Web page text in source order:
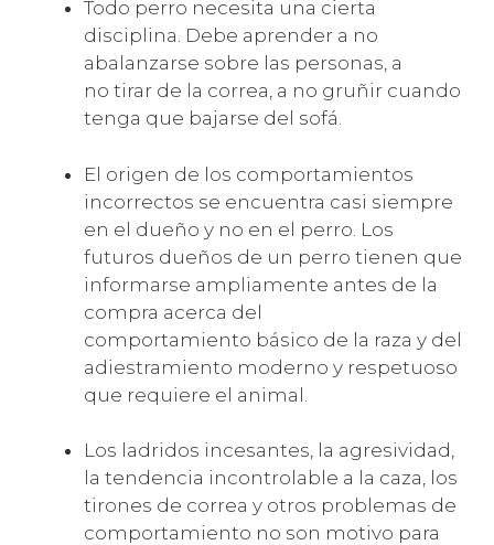
Todo perro necesita una cierta
disciplina. Debe aprender a no
abalanzarse sobre las personas, a
no tirar de la correa, a no gruñir cuando
tenga que bajarse del sofá.
El origen de los comportamientos
incorrectos se encuentra casi siempre
en el dueño y no en el perro. Los
futuros dueños de un perro tienen que
informarse ampliamente antes de la
compra acerca del
comportamiento básico de la raza y del
adiestramiento moderno y respetuoso
que requiere el animal.
Los ladridos incesantes, la agresividad,
la tendencia incontrolable a la caza, los
tirones de correa y otros problemas de
comportamiento no son motivo para